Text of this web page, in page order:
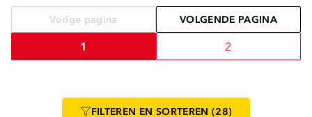
Vorige pagina VOLGENDE PAGINA
1 2
FILTEREN EN SORTEREN (28)